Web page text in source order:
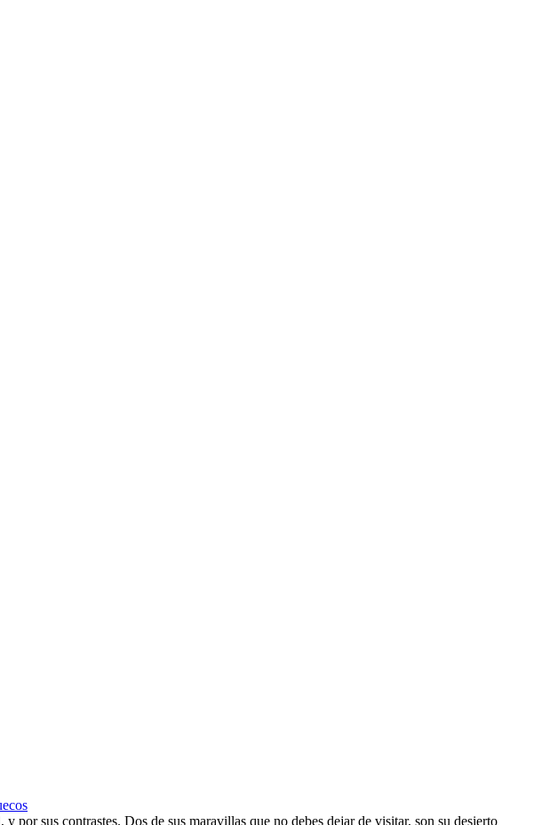
sus contrastes. Dos de sus maravillas que no debes dejar de visitar, son su desierto